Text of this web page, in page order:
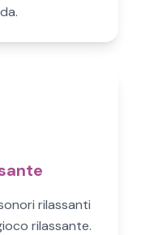
rilassanti
rilassante.